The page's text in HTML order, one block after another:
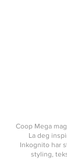
Coop Mega
La deg
Inkognito har
styling,